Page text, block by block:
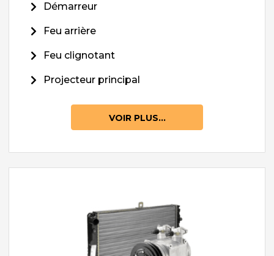
Démarreur
Feu arrière
Feu clignotant
Projecteur principal
VOIR PLUS...